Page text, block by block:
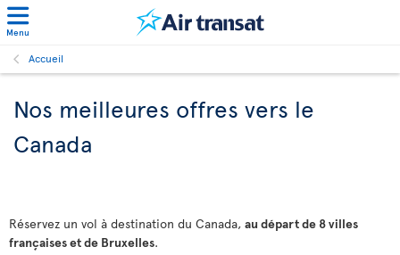
Menu
Accueil
Nos meilleures offres vers le
Canada
Réservez un vol à destination du Canada, au départ de 8 villes
françaises et de Bruxelles.